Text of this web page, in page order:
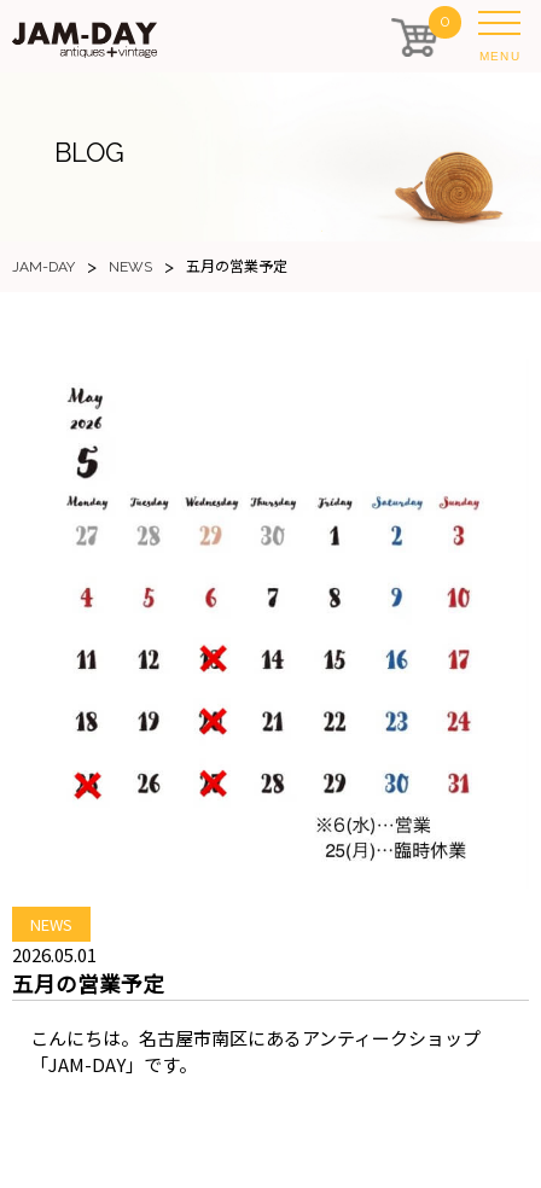
0
MENU
BLOG
JAM-DAY > NEWS > 五月の営業予定
NEWS
2026.05.01
五月の営業予定
こんにちは。名古屋市南区にあるアンティークショップ
「JAM-DAY」です。